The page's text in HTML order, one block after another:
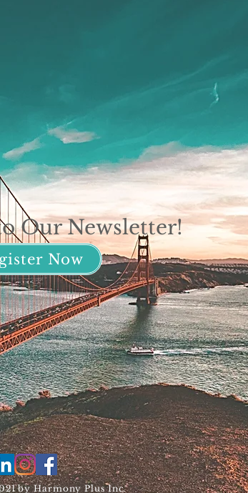
Our Newsletter!
Now
by Harmony Plus Inc.